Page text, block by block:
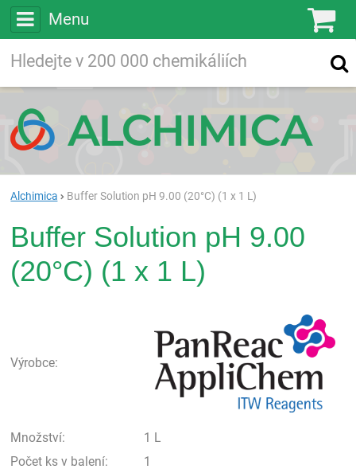
Menu
Vyhledávání
Alchimica Buffer Solution pH 9.00 (20°C) (1 x 1 L)
Buffer Solution pH 9.00
(20°C) (1 x 1 L)
Výrobce:
Množství:
1 L
Počet ks v balení:
1